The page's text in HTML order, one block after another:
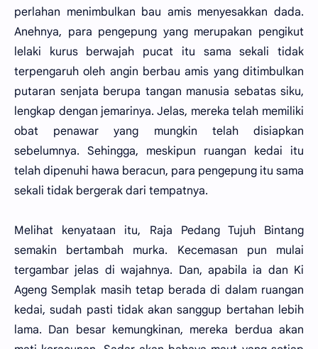
perlahan menimbulkan bau amis menyesakkan dada.
Anehnya, para pengepung yang merupakan pengikut
lelaki kurus berwajah pucat itu sama sekali tidak
terpengaruh oleh angin berbau amis yang ditimbulkan
putaran senjata berupa tangan manusia sebatas siku,
lengkap dengan jemarinya. Jelas, mereka telah memiliki
obat penawar yang mungkin telah disiapkan
sebelumnya. Sehingga, meskipun ruangan kedai itu
telah dipenuhi hawa beracun, para pengepung itu sama
sekali tidak bergerak dari tempatnya.
Melihat kenyataan itu, Raja Pedang Tujuh Bintang
semakin bertambah murka. Kecemasan pun mulai
tergambar jelas di wajahnya. Dan, apabila ia dan Ki
Ageng Semplak masih tetap berada di dalam ruangan
kedai, sudah pasti tidak akan sanggup bertahan lebih
lama. Dan besar kemungkinan, mereka berdua akan